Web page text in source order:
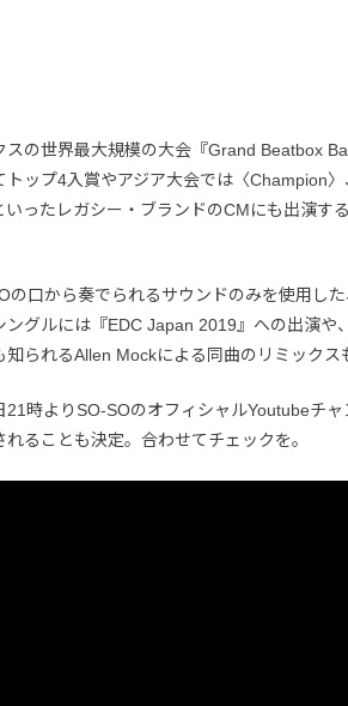
スの世界最大規模の大会『Grand Beatbox
トップ4入賞やアジア大会では〈Champion〉
いったレガシー・ブランドのCMにも出演す
の口から奏でられるサウンドのみを使用し
ングルには『EDC Japan 2019』への出演や
知られるAllen Mockによる同曲のリミックス
21時よりSO-SOのオフィシャルYoutubeチ
れることも決定。合わせてチェックを。